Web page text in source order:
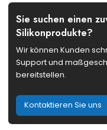
Sie suchen einen
Silikonprodukte?
Wir können Kunden
Support und
bereitstellen.
Kontaktieren Sie uns